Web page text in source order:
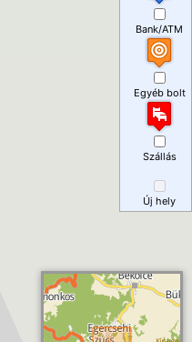
Bank/ATM
Egyéb bolt
Szállás
Új hely